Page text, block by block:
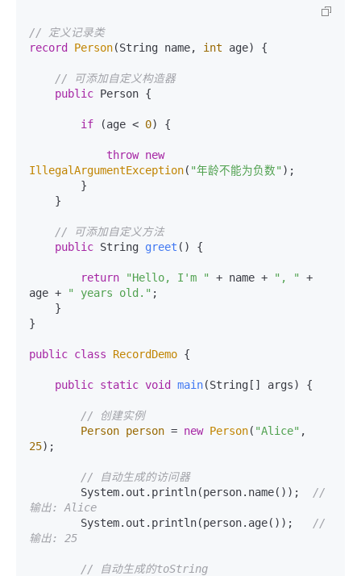
// 定义记录类
record Person(String name, int age) {
// 可添加自定义构造器
public Person {
if (age < 0) {
throw new
IllegalArgumentException( "年龄不能为负数" );
// 可添加自定义方法
public String greet () {
return "Hello, I'm " + name + ", "
+
age +
" years old." ;
}
public class RecordDemo {
public static void main(String[] args) {
// 创建实例
Person person = new Person( "Alice"
25);
// 自动生成的访问器
        System.out.println(person.name());
//
输出: Alice
        System.out.println(person.age());
//
输出: 25
// 自动生成的toString